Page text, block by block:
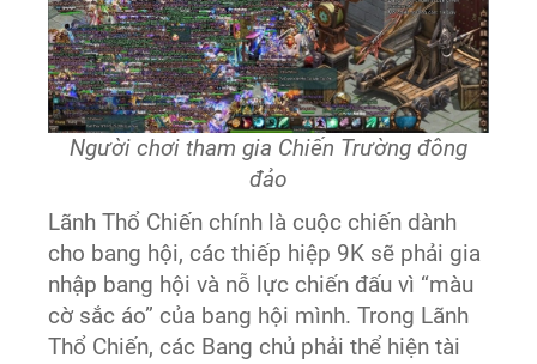
Người chơi tham gia Chiến Trường đông
đảo
Lãnh Thổ Chiến chính là cuộc chiến dành
cho bang hội, các thiếp hiệp 9K sẽ phải gia
nhập bang hội và nỗ lực chiến đấu vì “màu
cờ sắc áo” của bang hội mình. Trong Lãnh
Thổ Chiến, các Bang chủ phải thể hiện tài